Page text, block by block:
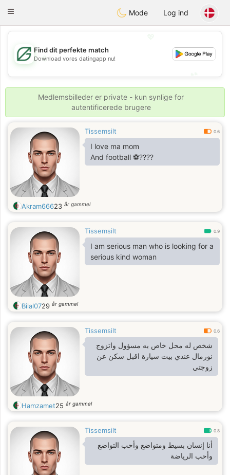
GulfDating
Toggle
Mode Log ind
💖
💕
Find dit perfekte match
Download vores datingapp nu!
Medlemsbilleder er private - kun synlige for
autentificerede brugere
Tissemsilt 0.6
I love ma mom
And football ⚽????
Akram66623 år gammel
Tissemsilt 0.9
I am serious man who is looking for a
serious kind woman
Bilal0729 år gammel
Tissemsilt 0.6
شخص له محل خاص به مسؤول واتزوج
نورمال عندي بيت سيارة اقبل سكن عن
زوجتي
Hamzamet25 år gammel
Tissemsilt 0.8
أنا إنسان بسيط ومتواضع وأحب التواضع
وأحب الرياضة